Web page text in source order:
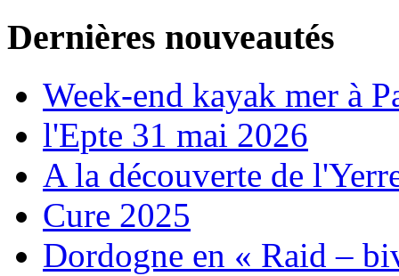
Dernières nouveautés
Week-end kayak mer à
l'Epte 31 mai 2026
A la découverte de
Cure 2025
Dordogne en « Raid –